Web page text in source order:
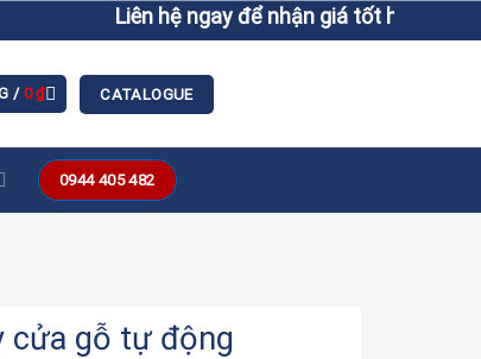
Liên hệ ngay để nhận giá tốt hơn giá niêm
/0₫ CATALOGUE
0944 405 482
cửa gỗ tự động